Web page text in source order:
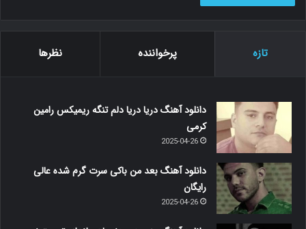
تازه پرخواننده نظرها
دانلود آهنگ دریا دریا دلم تنگه ریمیکس رامین
کرمی
2025-04-26
دانلود آهنگ بعد من باکی سرت گرم شده عالی
رایگان
2025-04-26